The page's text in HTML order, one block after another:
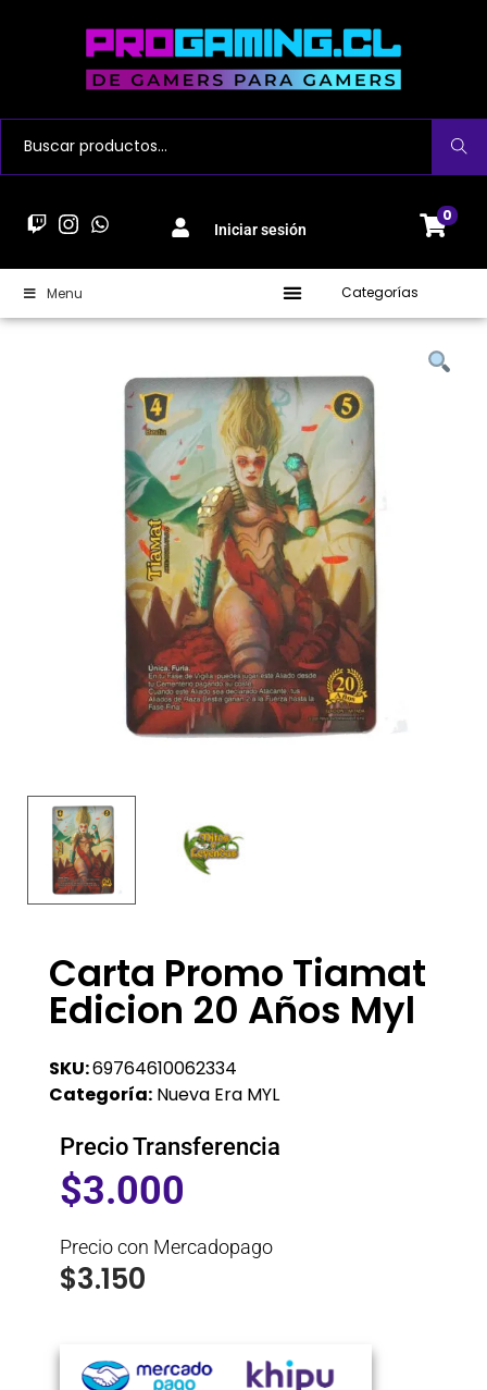
Buscar
Iniciar sesión
0
Menu Categorías
Carta Promo Tiamat
Edicion 20 Años Myl
SKU:69764610062334
Categoría: Nueva Era MYL
Precio Transferencia
$3.000
Precio con Mercadopago
$3.150